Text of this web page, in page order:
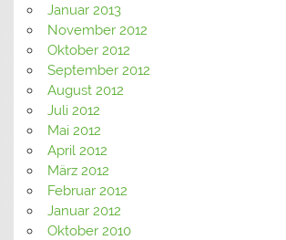
Januar 2013
November 2012
Oktober 2012
September 2012
August 2012
Juli 2012
Mai 2012
April 2012
März 2012
Februar 2012
Januar 2012
Oktober 2010